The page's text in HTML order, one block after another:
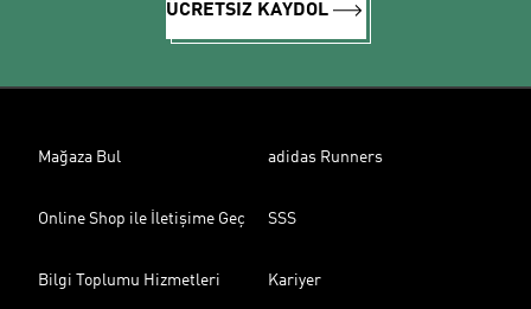
ÜCRETSİZ KAYDOL
Mağaza Bul adidas Runners
Online Shop ile İletişime Geç SSS
Bilgi Toplumu Hizmetleri Kariyer